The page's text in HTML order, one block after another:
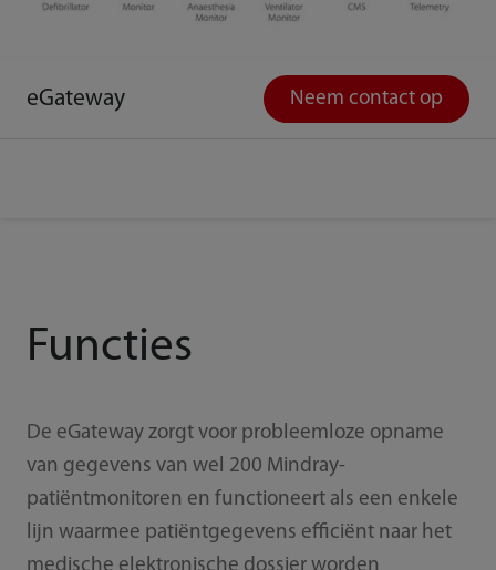
eGateway Neem contact op
Functies
De eGateway zorgt voor probleemloze opname
van gegevens van wel 200 Mindray-
patiëntmonitoren en functioneert als een enkele
lijn waarmee patiëntgegevens efficiënt naar het